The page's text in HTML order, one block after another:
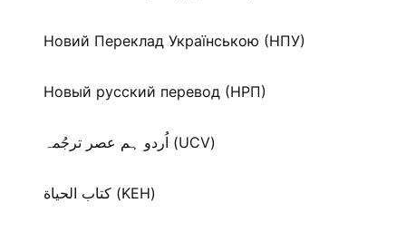
Новий Переклад Українською (НПУ)
Новый русский перевод (НРП)
اُردو ہم عصر ترجُمہ (UCV)
كتاب الحياة (KEH)